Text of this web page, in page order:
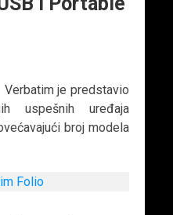
je predstavio
uspešnih uređaja
broj modela